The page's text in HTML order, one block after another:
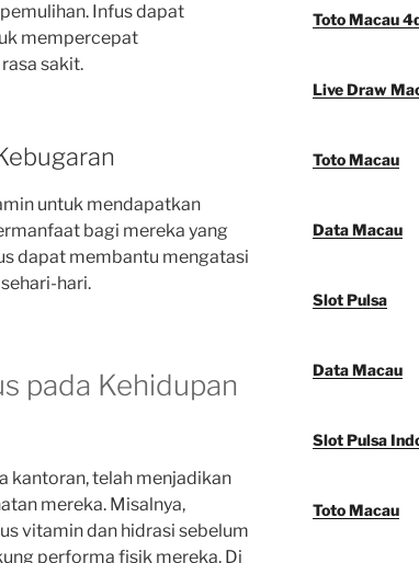
Infus dapat
mempercepat
sakit.
untuk mendapatkan
bagi mereka yang
dapat membantu mengatasi
hari.
pada Kehidupan
kantoran, telah menjadikan
mereka. Misalnya,
vitamin dan hidrasi sebelum
performa fisik mereka. Di
Toto Macau
Live Draw
Toto Macau
Data Macau
Slot Pulsa
Data Macau
Slot Pulsa
Toto Macau